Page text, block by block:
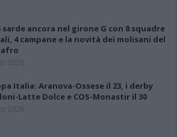
sarde ancora nel girone G con 8 squadre
4 campane e la novità dei molisani del
2026
Italia: Aranova-Ossese il 23, i derby
Latte Dolce e COS-Monastir il 30
2026